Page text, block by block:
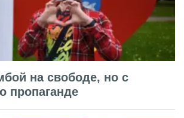
на свободе, но с
пропаганде